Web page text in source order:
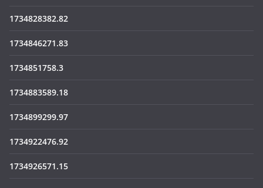
1734828382.82
1734846271.83
1734851758.3
1734883589.18
1734899299.97
1734922476.92
1734926571.15